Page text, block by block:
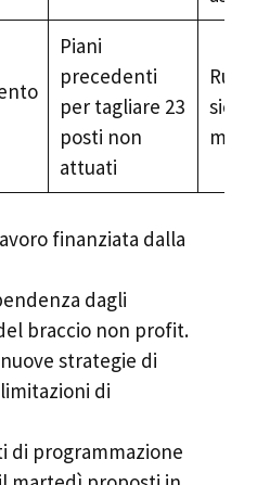
Piani
precedenti
per tagliare 23
posti non
attuati
finanziata dalla
dagli
braccio non profit.
strategie di
di
di programmazione